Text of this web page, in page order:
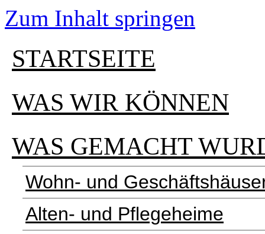
Zum Inhalt springen
STARTSEITE
WAS WIR KÖNNEN
WAS GEMACHT
Wohn- und
Alten- und Pflegeheime